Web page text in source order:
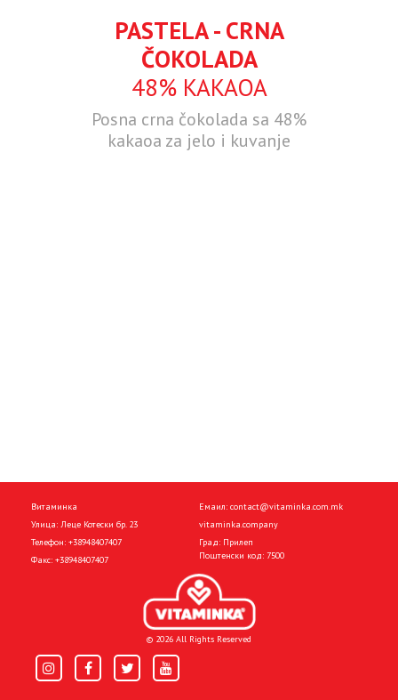
PASTELA - CRNA
ČOKOLADA
48% KAKAOA
Posna crna čokolada sa 48%
kakaoa za jelo i kuvanje
Витаминка
Улица: Леце Котески бр. 23
Телефон: +38948407407
Факс: +38948407407
Емаил: contact@vitaminka.com.mk
vitaminka.company
Град: Прилеп
Поштенски код: 7500
© 2026 All Rights Reserved